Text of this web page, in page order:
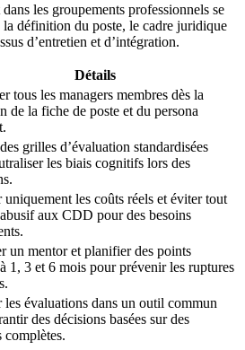
les groupements professionnels se
la définition du poste, le cadre juridique
d’entretien et d’intégration.
Détails
tous les managers membres dès la
de la fiche de poste et du persona
grilles d’évaluation standardisées
les biais cognitifs lors des
uniquement les coûts réels et éviter tout
aux CDD pour des besoins
un mentor et planifier des points
à 1, 3 et 6 mois pour prévenir les ruptures
les évaluations dans un outil commun
des décisions basées sur des
complètes.